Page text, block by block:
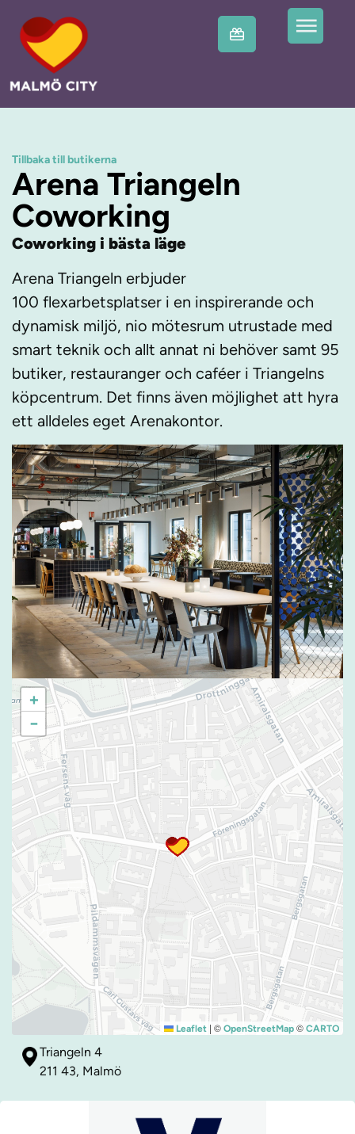
Tillbaka till butikerna
Arena Triangeln
Coworking
Coworking i bästa läge
Arena Triangeln erbjuder
100 flexarbetsplatser i en inspirerande och
dynamisk miljö, nio mötesrum utrustade med
smart teknik och allt annat ni behöver samt 95
butiker, restauranger och caféer i Triangelns
köpcentrum. Det finns även möjlighet att hyra
ett alldeles eget Arenakontor.
+
−
Leaflet | © OpenStreetMap © CARTO
Triangeln 4
211 43, Malmö